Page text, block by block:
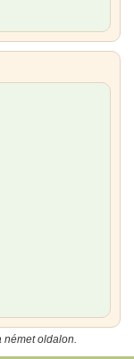
német oldalon.